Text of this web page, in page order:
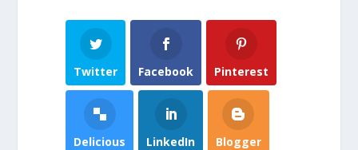
Twitter Facebook Pinterest
Delicious LinkedIn Blogger